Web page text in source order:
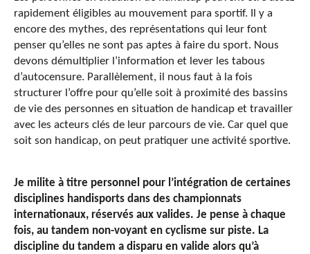
rapidement éligibles au mouvement para sportif. Il y a
encore des mythes, des représentations qui leur font
penser qu’elles ne sont pas aptes à faire du sport. Nous
devons démultiplier l’information et lever les tabous
d’autocensure. Parallèlement, il nous faut à la fois
structurer l’offre pour qu’elle soit à proximité des bassins
de vie des personnes en situation de handicap et travailler
avec les acteurs clés de leur parcours de vie. Car quel que
soit son handicap, on peut pratiquer une activité sportive.
Je milite à titre personnel pour l’intégration de certaines
disciplines handisports dans des championnats
internationaux, réservés aux valides. Je pense à chaque
fois, au tandem non-voyant en cyclisme sur piste. La
discipline du tandem a disparu en valide alors qu’à